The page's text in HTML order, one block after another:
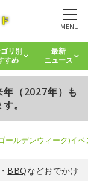
MENU
リ別
すめ
最新
ニュース
（2027年）も
。
ールデンウィーク)イ
・ BBQなどおでかけ